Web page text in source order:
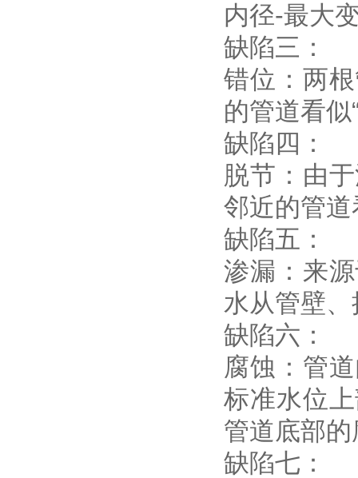
内径-最大
缺陷三：
错位：两
的管道看似
缺陷四：
脱节：由
邻近的管道
缺陷五：
渗漏：来
水从管壁
缺陷六：
腐蚀：管
标准水位
管道底部
缺陷七：